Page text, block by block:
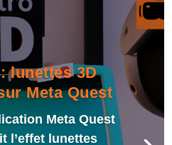
lunettes 3D
Meta Quest
Meta Quest
l’effet lunettes